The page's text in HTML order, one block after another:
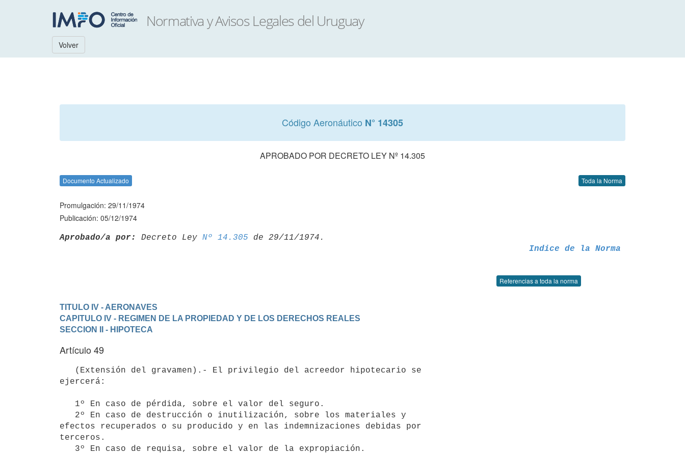
Volver
Código Aeronáutico N° 14305
APROBADO POR DECRETO LEY Nº 14.305
Documento Actualizado Toda la Norma
Promulgación: 29/11/1974
Publicación: 05/12/1974
Aprobado/a por: Decreto Ley Nº 14.305
Indice de la Norma
Referencias a toda la norma
TITULO IV - AERONAVES
CAPITULO IV - REGIMEN DE LA PROPIEDAD Y DE LOS DERECHOS REALES
SECCION II - HIPOTECA
Artículo 49
ejercerá:
efectos recuperados o su producido y en las indemnizaciones debidas por
terceros.